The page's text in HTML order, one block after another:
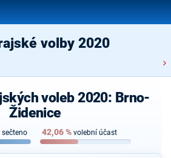
volby 2020
voleb 2020: Brno-
Židenice
42,06% volební účast